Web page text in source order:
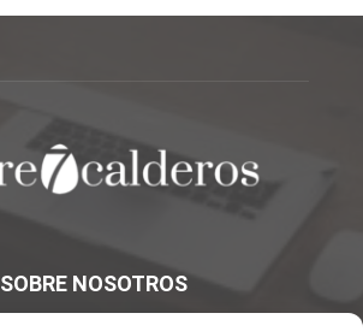
SOBRE NOSOTROS